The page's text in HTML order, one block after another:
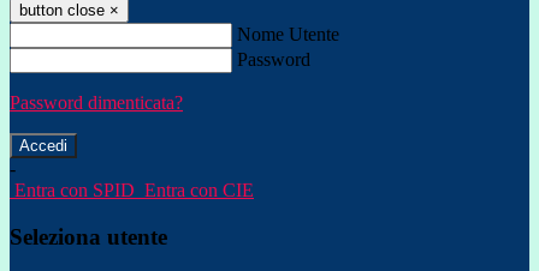
button close ×
Nome Utente
Password
Password dimenticata?
-
Entra con SPID Entra con CIE
Seleziona utente